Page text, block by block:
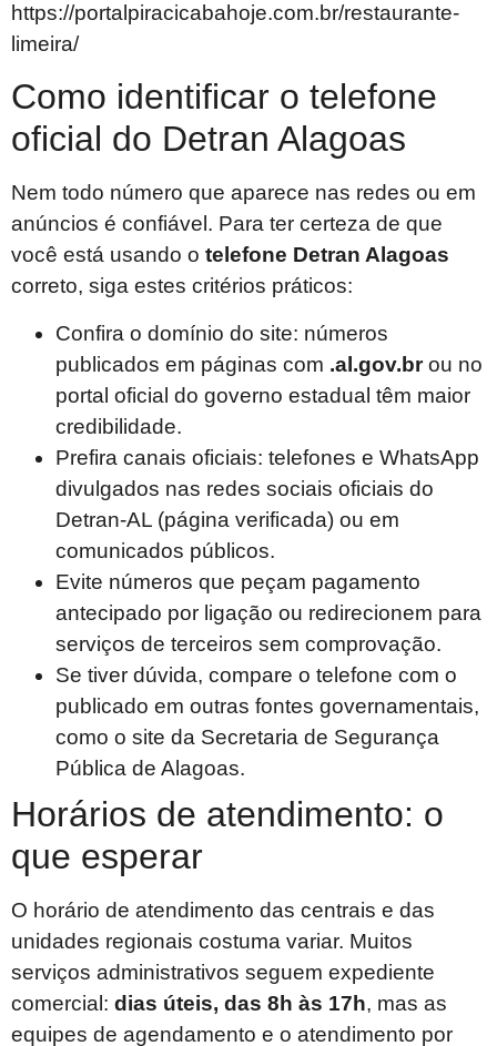
https://portalpiracicabahoje.com.br/restaurante-
limeira/
Como identificar o telefone
oficial do Detran Alagoas
Nem todo número que aparece nas redes ou em
anúncios é confiável. Para ter certeza de que
você está usando o telefone Detran Alagoas
correto, siga estes critérios práticos:
Confira o domínio do site: números
publicados em páginas com .al.gov.brou no
portal oficial do governo estadual têm maior
credibilidade.
Prefira canais oficiais: telefones e WhatsApp
divulgados nas redes sociais oficiais do
Detran-AL (página verificada) ou em
comunicados públicos.
Evite números que peçam pagamento
antecipado por ligação ou redirecionem para
serviços de terceiros sem comprovação.
Se tiver dúvida, compare o telefone com o
publicado em outras fontes governamentais,
como o site da Secretaria de Segurança
Pública de Alagoas.
Horários de atendimento: o
que esperar
O horário de atendimento das centrais e das
unidades regionais costuma variar. Muitos
serviços administrativos seguem expediente
comercial: dias úteis, das 8h às 17h, mas as
equipes de agendamento e o atendimento por